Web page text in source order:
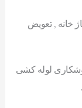
خانه , تعویض
لوله کشی